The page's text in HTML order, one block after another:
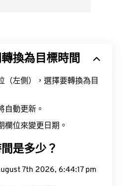
換為目標時間
（左側），選擇要轉換為目
自動更新。
欄位來變更日期。
是多少？
7th 2026, 6:44:18 pm